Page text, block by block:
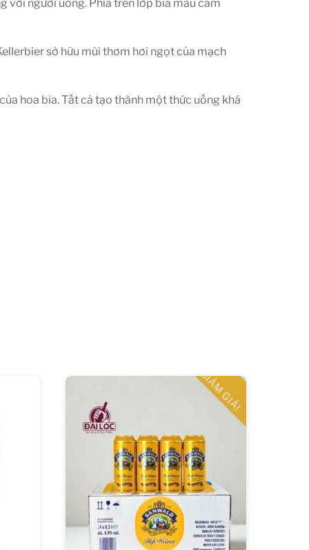
với người uống. Phía trên lớp bia màu cam
sở hữu mùi thơm hơi ngọt của mạch
hoa bia. Tất cả tạo thành một thức uống khá
GIẢM GIÁ!